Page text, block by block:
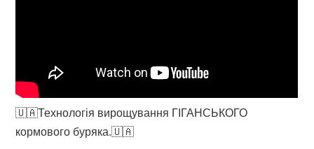
🇺🇦Технологія вирощування ГІГАНСЬКОГО
кормового буряка.🇺🇦